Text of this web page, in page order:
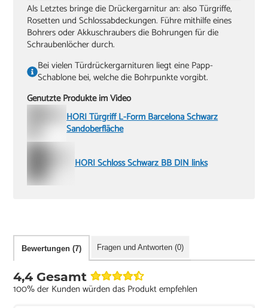
Als Letztes bringe die Drückergarnitur an: also Türgriffe,
Rosetten und Schlossabdeckungen. Führe mithilfe eines
Bohrers oder Akkuschraubers die Bohrungen für die
Schraubenlöcher durch.
Bei vielen Türdrückergarnituren liegt eine Papp-
Schablone bei, welche die Bohrpunkte vorgibt.
Genutzte Produkte im Video
HORI Türgriff L-Form Barcelona Schwarz
Sandoberfläche
HORI Schloss Schwarz BB DIN links
Bewertungen (7) Fragen und Antworten (0)
4,4 Gesamt
100% der Kunden würden das Produkt empfehlen